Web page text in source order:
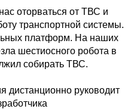
оторваться от ТВС и
транспортной системы.
платформ. На наших
шестиосного робота в
собирать ТВС.
дистанционно руководит